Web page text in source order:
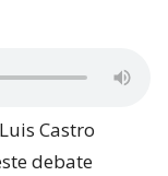
Castro
debate